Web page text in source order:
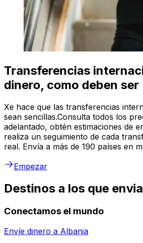
Transferencias
dinero, como deben ser
Xe hace que las transferencias
sean sencillas.Consulta todos los
adelantado, obtén estimaciones de
realiza un seguimiento de cada
real. Envía a más de 190 países en
Empezar
Destinos a los que
Conectamos el mundo
Envíe dinero a Albania